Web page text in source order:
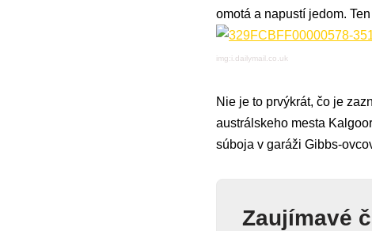
omotá a napustí jedom.
img:i.dailymail.co.uk
Nie je to prvýkrát, čo je
austrálskeho mesta
súboja v garáži Gibbs-
Zaujímavé